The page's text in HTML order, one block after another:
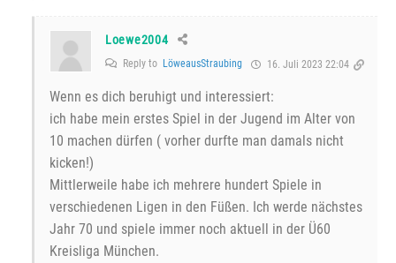
Loewe2004
Reply to LöweausStraubing 16. Juli 2023 22:04
Wenn es dich beruhigt und interessiert:
ich habe mein erstes Spiel in der Jugend im Alter von
10 machen dürfen ( vorher durfte man damals nicht
kicken!)
Mittlerweile habe ich mehrere hundert Spiele in
verschiedenen Ligen in den Füßen. Ich werde nächstes
Jahr 70 und spiele immer noch aktuell in der Ü60
Kreisliga München.